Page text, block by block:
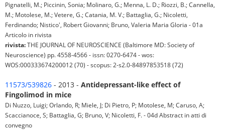
Pignatelli, M.; Piccinin, Sonia; Molinaro, G.; Menna, L. D.; Riozzi, B.; Cannella,
M.; Motolese, M.; Vetere, G.; Catania, M. V.; Battaglia, G.; Nicoletti,
Ferdinando; Nistico', Robert Giovanni; Bruno, Valeria Maria Gloria - 01a
Articolo in rivista
rivista:THE JOURNAL OF NEUROSCIENCE (Baltimore MD: Society of
Neuroscience) pp. 4558-4566 - issn: 0270-6474 - wos:
WOS:000333674200012 (70) - scopus: 2-s2.0-84897853518 (72)
11573/539826 - 2013 - Antidepressant-like effect of
Fingolimod in mice
Di Nuzzo, Luigi; Orlando, R; Miele, J; Di Pietro, P; Motolese, M; Caruso, A;
Scaccianoce, S; Battaglia, G; Bruno, V; Nicoletti, F. - 04d Abstract in atti di
convegno